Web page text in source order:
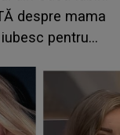
„Nu am fost